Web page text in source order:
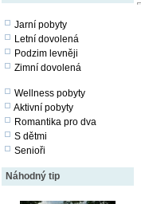
Jarní pobyty
Letní dovolená
Podzim levněji
Zimní dovolená
Wellness pobyty
Aktivní pobyty
Romantika pro dva
S dětmi
Senioři
Náhodný tip